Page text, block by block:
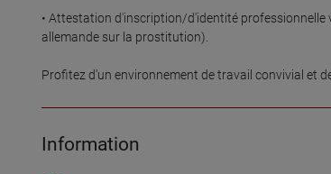
• Attestation d'inscription/d'identité
allemande sur la prostitution).
Profitez d'un environnement de travail convivial et
Information